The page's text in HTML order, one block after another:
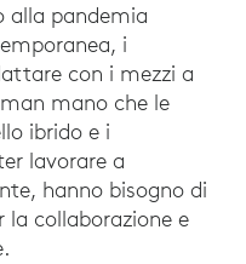
alla pandemia
i
con i mezzi a
mano che le
ibrido e i
lavorare a
hanno bisogno di
collaborazione e